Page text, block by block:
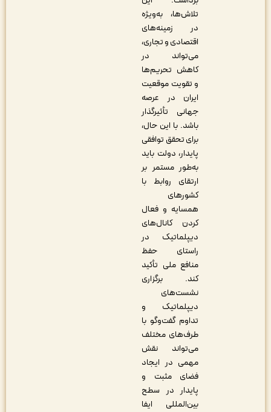
تلاش‌ها، به‌ویژه
در زمینه‌های
اقتصادی و تجاری،
می‌تواند در
کاهش تحریم‌ها
و تقویت موقعیت
ایران در عرصه
جهانی تأثیرگذار
باشد. با این حال،
برای تحقق توافقی
پایدار، دولت باید
به‌طور مستمر بر
ارتقای روابط با
کشورهای
همسایه و فعال
کردن کانال‌های
دیپلماتیک در
راستای حفظ
منافع ملی تأکید
کند. برگزاری
نشست‌های
دیپلماتیک و
تداوم گفت‌وگو با
طرف‌های مختلف
می‌تواند نقش
مهمی در ایجاد
فضای مثبت و
پایدار در سطح
بین‌المللی ایفا